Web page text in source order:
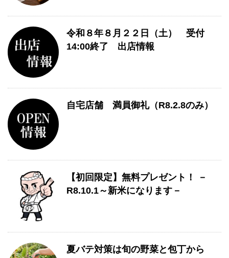
令和８年８月２２日（土） 受付
14:00終了 出店情報
自宅店舗 満員御礼（R8.2.8のみ）
【初回限定】無料プレゼント！ －
R8.10.1～新米になります－
夏バテ対策は旬の野菜と包丁から